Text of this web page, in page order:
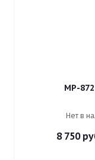
MP-
Нет в
8 750